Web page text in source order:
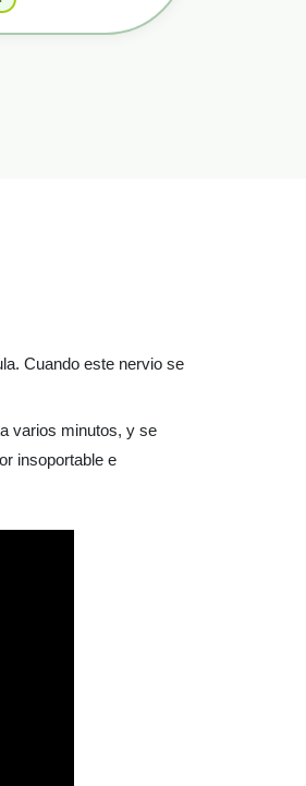
Cuando este nervio se
varios minutos, y se
insoportable e